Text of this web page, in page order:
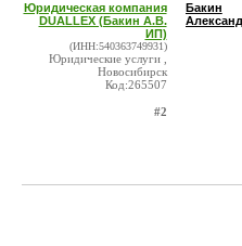
Юридическая компания
DUALLEX (Бакин А.В.
ИП)
(ИНН:540363749931)
Юридические услуги ,
Новосибирск
Код:265507
#2
Бакин